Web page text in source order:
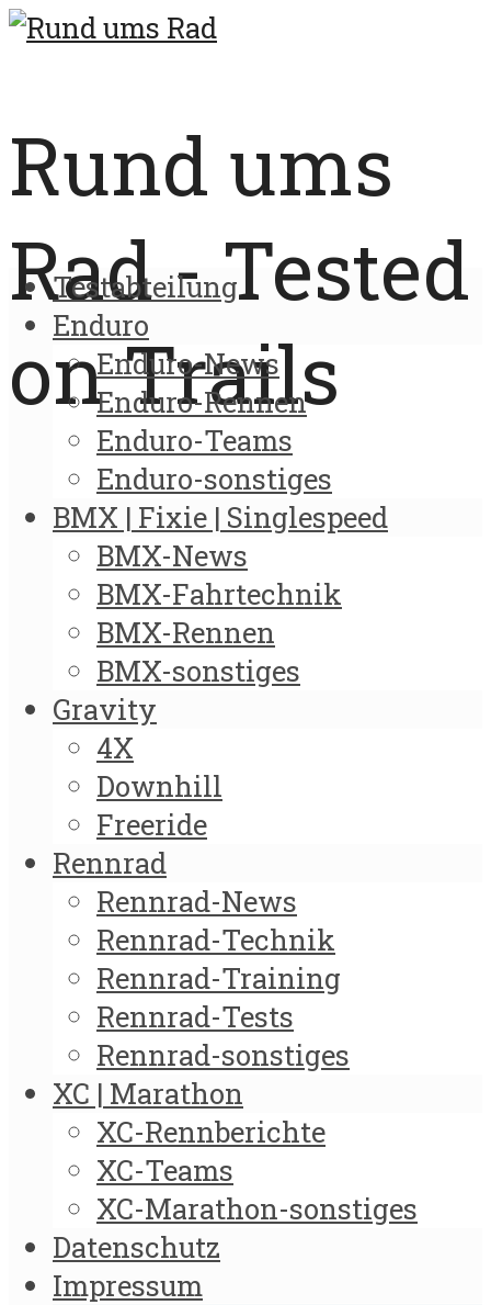
Rund ums
Rad - Tested
on Trails
Testabteilung
Enduro
Enduro-News
Enduro-Rennen
Enduro-Teams
Enduro-sonstiges
BMX | Fixie | Singlespeed
BMX-News
BMX-Fahrtechnik
BMX-Rennen
BMX-sonstiges
Gravity
4X
Downhill
Freeride
Rennrad
Rennrad-News
Rennrad-Technik
Rennrad-Training
Rennrad-Tests
Rennrad-sonstiges
XC | Marathon
XC-Rennberichte
XC-Teams
XC-Marathon-sonstiges
Datenschutz
Impressum